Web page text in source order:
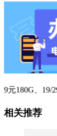
9元180G、19/
相关推荐